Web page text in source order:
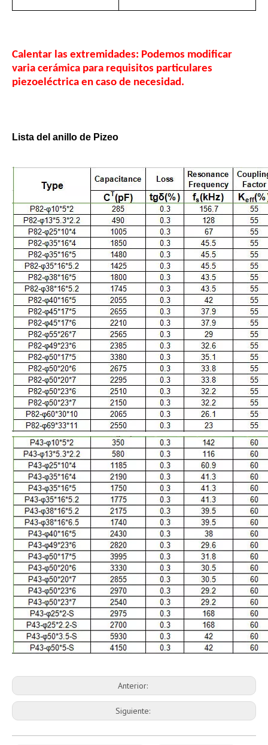
Calentar las extremidades: Podemos modificar
varia cerámica para requisitos particulares
piezoeléctrica en caso de necesidad.
Lista del anillo de Pizeo
Anterior:
Siguiente: